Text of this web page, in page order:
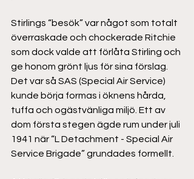
Stirlings “besök” var något som totalt
överraskade och chockerade Ritchie
som dock valde att förlåta Stirling och
ge honom grönt ljus för sina förslag.
Det var så SAS (Special Air Service)
kunde börja formas i öknens hårda,
tuffa och ogästvänliga miljö. Ett av
dom första stegen ägde rum under juli
1941 när “L Detachment - Special Air
Service Brigade” grundades formellt.